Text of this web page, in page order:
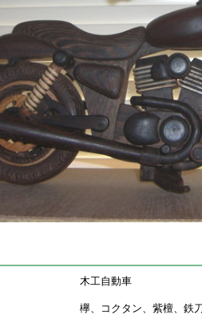
木工自動車
欅、コクタン、紫檀、鉄